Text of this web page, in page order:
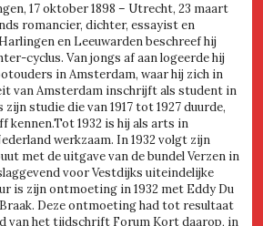
17 oktober 1898 – Utrecht, 23 maart
romancier, dichter, essayist en
en Leeuwarden beschreef hij
cyclus. Van jongs af aan logeerde hij
in Amsterdam, waar hij zich in
van Amsterdam inschrijft als student in
studie die van 1917 tot 1927 duurde,
kennen.Tot 1932 is hij als arts in
werkzaam. In 1932 volgt zijn
met de uitgave van de bundel Verzen in
voor Vestdijks uiteindelijke
is zijn ontmoeting in 1932 met Eddy Du
Deze ontmoeting had tot resultaat
van het tijdschrift Forum Kort daarop, in